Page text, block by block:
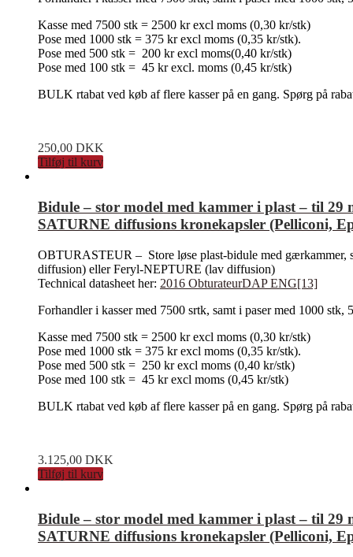
Kasse med 7500 stk = 2500 kr excl moms (0,30 kr/stk)
Pose med 1000 stk = 375 kr excl moms (0,35 kr/stk).
Pose med 500 stk = 200 kr excl moms(0,40 kr/stk)
Pose med 100 stk = 45 kr excl. moms (0,45 kr/stk)
BULK rtabat ved køb af flere kasser på en gang. Spørg på
250,00 DKK
Tilføj til kurv
Bidule – stor model med kammer i plast – til 29
SATURNE diffusions kronekapsler (Pelliconi,
OBTURASTEUR – Store løse plast-bidule med gærkammer,
diffusion) eller Feryl-NEPTURE (lav diffusion)
Technical datasheet her: 2016 ObturateurDAP ENG[13]
Forhandler i kasser med 7500 srtk, samt i paser med 1000 stk,
Kasse med 7500 stk = 2500 kr excl moms (0,30 kr/stk)
Pose med 1000 stk = 375 kr excl moms (0,35 kr/stk).
Pose med 500 stk = 250 kr excl moms (0,40 kr/stk)
Pose med 100 stk = 45 kr excl moms (0,45 kr/stk)
BULK rtabat ved køb af flere kasser på en gang. Spørg på
3.125,00 DKK
Tilføj til kurv
Bidule – stor model med kammer i plast – til 29
SATURNE diffusions kronekapsler (Pelliconi,